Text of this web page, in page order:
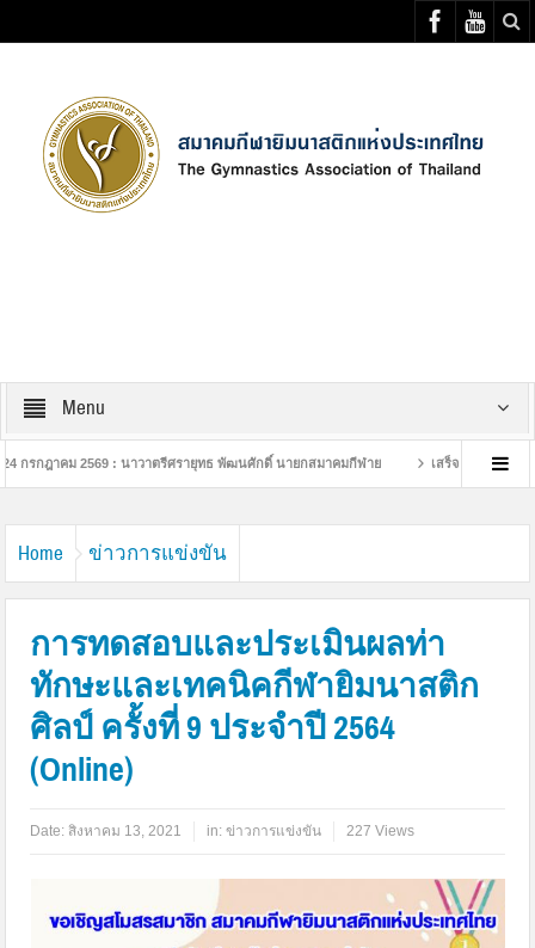
Menu
ม 2569 : นาวาตรีศรายุทธ พัฒนศักดิ์ นายกสมาคมกีฬาย เสร็จสิ้นการอบรมกีฬายิมนา
Home ข่าวการแข่งขัน
การทดสอบและประเมินผลท่า
ทักษะและเทคนิคกีฬายิมนาสติก
ศิลป์ ครั้งที่ 9 ประจำปี 2564
(Online)
Date:สิงหาคม 13, 2021 in:ข่าวการแข่งขัน 227 Views